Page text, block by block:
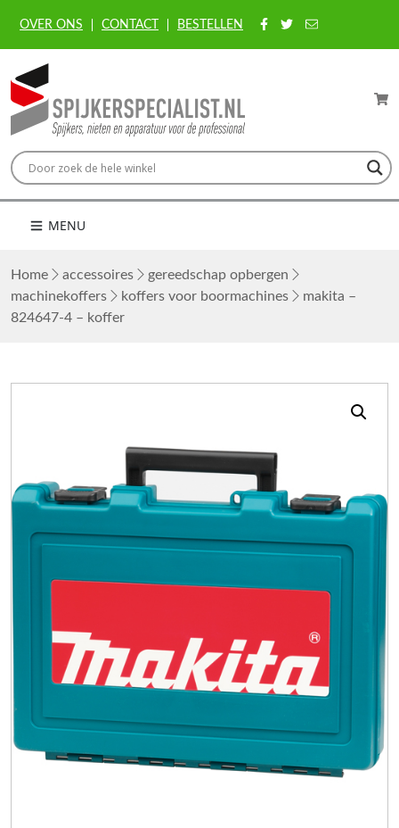
OVER ONS CONTACT BESTELLEN
MENU
Home accessoires
gereedschap opbergen
machinekoffers
koffers voor boormachines
makita –
824647-4 – koffer